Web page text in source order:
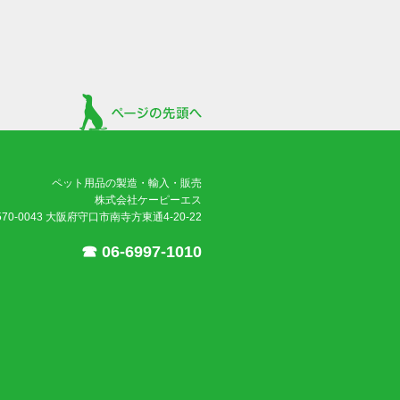
ペット用品の製造・輸入・販売
株式会社ケーピーエス
0043 大阪府守口市南寺方東通4-20-22
☎ 06-6997-1010